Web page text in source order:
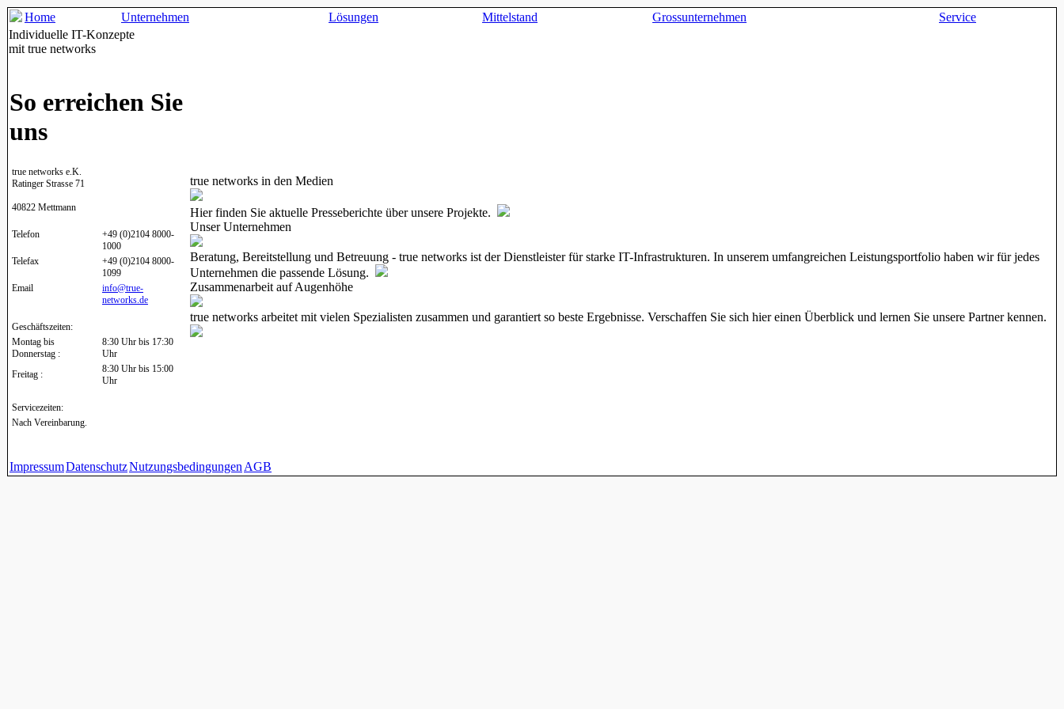
Home Unternehmen Lösungen Mittelstand Grossunternehmen
Service
Individuelle IT-Konzepte
mit true networks
So erreichen Sie
uns
true networks e.K.
Ratinger Strasse 71
40822 Mettmann
Telefon
+49 (0)2104 8000-
1000
Telefax
+49 (0)2104 8000-
1099
Email
info@true-
networks.de
Geschäftszeiten:
Montag bis
Donnerstag :
8:30 Uhr bis 17:30
Uhr
Freitag :
8:30 Uhr bis 15:00
Uhr
Servicezeiten:
Nach Vereinbarung.
true networks in den Medien
Hier finden Sie aktuelle Presseberichte über unsere Projekte.
Unser Unternehmen
Beratung, Bereitstellung und Betreuung - true networks ist der Dienstleister für starke IT-Infrastrukturen. In unserem umfangreichen Leistungsportfolio haben wir für jedes
Unternehmen die passende Lösung.
Zusammenarbeit auf Augenhöhe
true networks arbeitet mit vielen Spezialisten zusammen und garantiert so beste Ergebnisse. Verschaffen Sie sich hier einen Überblick und lernen Sie unsere Partner kennen.
ImpressumDatenschutzNutzungsbedingungen AGB